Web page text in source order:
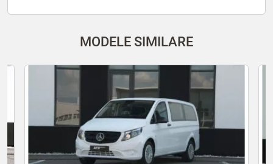
MODELE SIMILARE